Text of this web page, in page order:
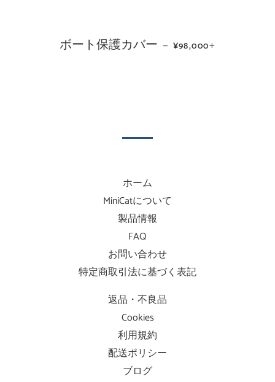
マストフロート — 通常価格
¥58,000
ホーム
MiniCatについて
製品情報
FAQ
お問い合わせ
特定商取引法に基づく表記
返品・不良品
Cookies
利用規約
配送ポリシー
ブログ